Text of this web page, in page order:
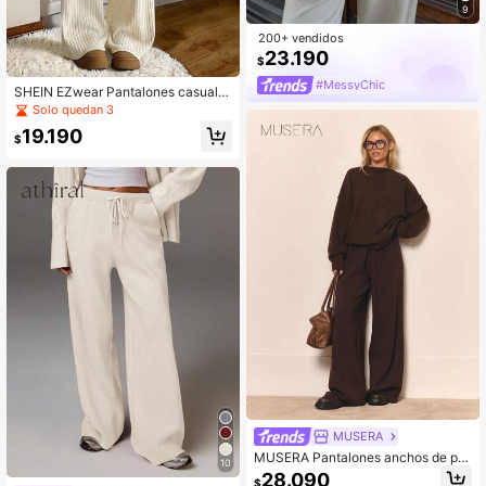
SHEIN EZwear Pantalones casuale
s de punto con cintura de cordón, c
olor marrón para otoño/invierno
Solo quedan 3
$19.190
10
9
200+ vendidos
$23.190
#MessyChic
MUSERA
MUSERA Pantalones anchos de pu
nto oversize, ropa de estar en casa
$28.090